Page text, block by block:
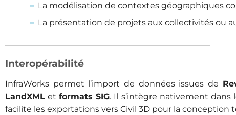
La modélisation de contextes géographiques
La présentation de projets aux collectivités ou
Interopérabilité
InfraWorks permet l’import de données issues de
LandXML etformats SIG. Il s’intègre nativement
facilite les exportations vers Civil 3D pour la conception